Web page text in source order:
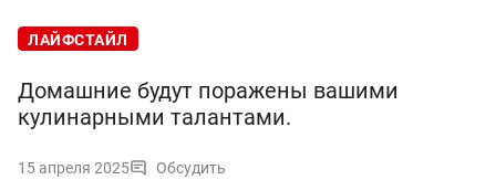
ЛАЙФСТАЙЛ
Домашние будут поражены вашими
кулинарными талантами.
15 апреля 2025 Обсудить